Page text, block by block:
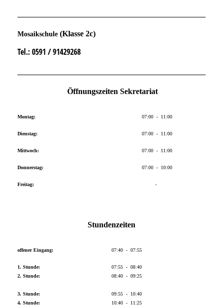
Mosaikschule (Klasse 2c)
Tel.: 0591 / 91429268
Öffnungszeiten Sekretariat
Montag:
Dienstag:
Mittwoch:
Donnerstag:
Freitag:
07:00 - 11:00
07:00 - 11:00
07:00 - 11:00
07:00 - 10:00
-
Stundenzeiten
offener Eingang:
1. Stunde:
2. Stunde:
3. Stunde:
4. Stunde:
07:40 - 07:55
07:55 - 08:40
08:40 - 09:25
09:55 - 10:40
10:40 - 11:25